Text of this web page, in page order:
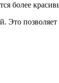
более
Это